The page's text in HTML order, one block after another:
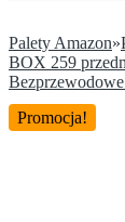
Palety Amazon»
BOX 259
Promocja!